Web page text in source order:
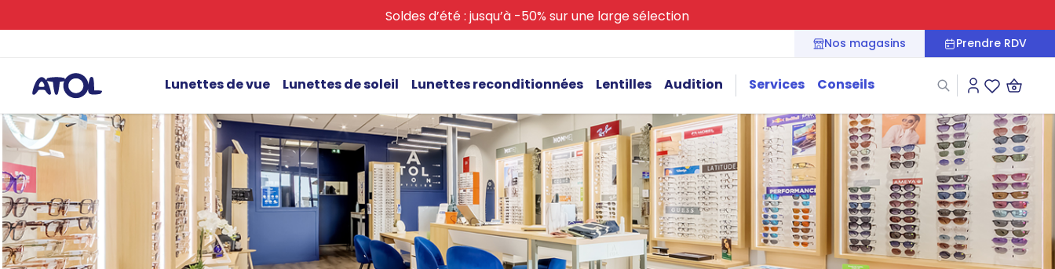
Soldes d’été : jusqu’à -50% sur une large sélection
Nos magasins Prendre RDV
Lunettes de vue Lunettes de soleil Lunettes reconditionnées Lentilles Audition Services Conseils
Connexion